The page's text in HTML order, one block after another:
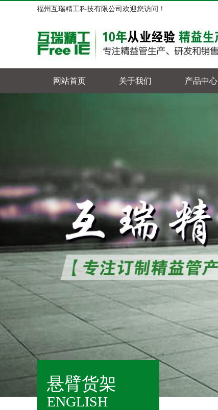
福州互瑞精工科技有限公司欢迎您访问！
网站首页 关于我们 产品中心
悬臂货架
ENGLISH